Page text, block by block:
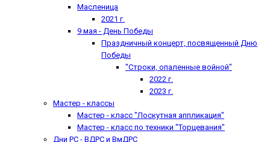
Масленица
2021 г.
9 мая - День Победы
Праздничный концерт, посвященный Дню
Победы
"Строки, опаленные войной"
2022 г.
2023 г.
Мастер - классы
Мастер - класс "Лоскутная аппликация"
Мастер - класс по техники "Торцевания"
Дни РС - ВДРС и ВмДРС